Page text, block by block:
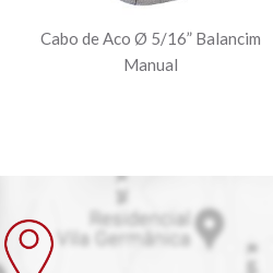
Cabo de Aco Ø 5/16” Balancim
Manual